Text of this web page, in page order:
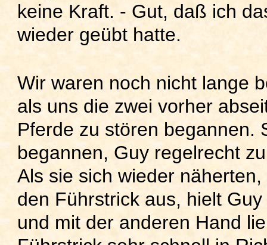
keine Kraft. - Gut, daß ich
wieder geübt hatte.
Wir waren noch nicht lange
als uns die zwei vorher
Pferde zu stören begannen.
begannen, Guy regelrecht
Als sie sich wieder
den Führstrick aus, hielt
und mit der anderen Hand